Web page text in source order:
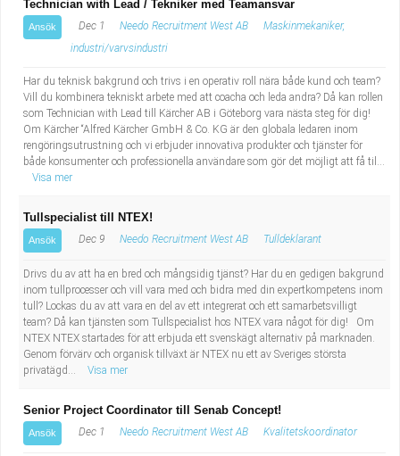
Technician with Lead / Tekniker med Teamansvar
Ansök Dec 1 Needo Recruitment West AB
Maskinmekaniker,
industri/varvsindustri
Har du teknisk bakgrund och trivs i en operativ roll nära både kund och team?
Vill du kombinera tekniskt arbete med att coacha och leda andra? Då kan rollen
som Technician with Lead till Kärcher AB i Göteborg vara nästa steg för dig!
Om Kärcher “Alfred Kärcher GmbH & Co. KG är den globala ledaren inom
rengöringsutrustning och vi erbjuder innovativa produkter och tjänster för
både konsumenter och professionella användare som gör det möjligt att få til...
Visa mer
Tullspecialist till NTEX!
Ansök Dec 9 Needo Recruitment West AB Tulldeklarant
Drivs du av att ha en bred och mångsidig tjänst? Har du en gedigen bakgrund
inom tullprocesser och vill vara med och bidra med din expertkompetens inom
tull? Lockas du av att vara en del av ett integrerat och ett samarbetsvilligt
team? Då kan tjänsten som Tullspecialist hos NTEX vara något för dig! Om
NTEX NTEX startades för att erbjuda ett svenskägt alternativ på marknaden.
Genom förvärv och organisk tillväxt är NTEX nu ett av Sveriges största
privatägd...
Visa mer
Senior Project Coordinator till Senab Concept!
Ansök Dec 1 Needo Recruitment West AB Kvalitetskoordinator